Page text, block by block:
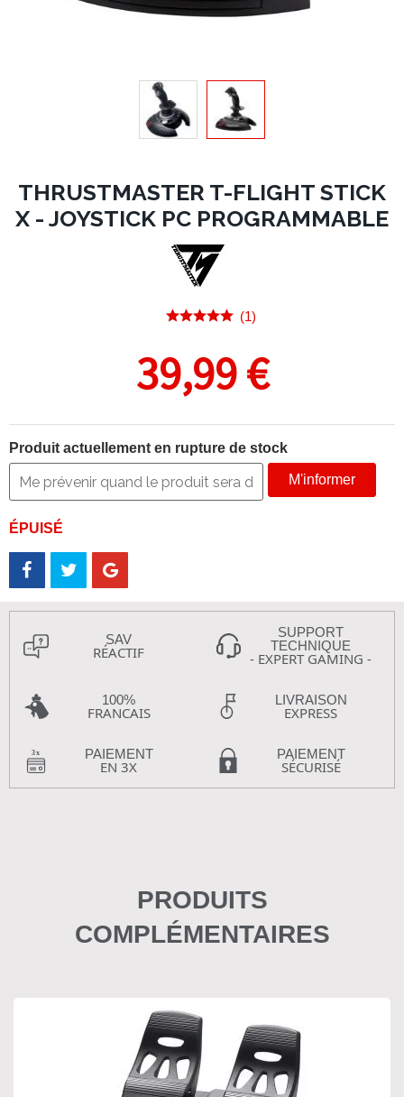
THRUSTMASTER T-FLIGHT STICK
X - JOYSTICK PC PROGRAMMABLE
(1)
39,99 €
Produit actuellement en rupture de stock
M'informer
ÉPUISÉ
SAV
RÉACTIF
SUPPORT
TECHNIQUE
- EXPERT GAMING -
100%
FRANCAIS
LIVRAISON
EXPRESS
PAIEMENT
EN 3X
PAIEMENT
SÉCURISÉ
PRODUITS
COMPLÉMENTAIRES